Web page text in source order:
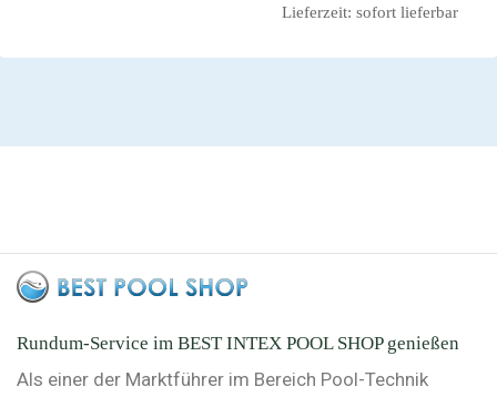
Lieferzeit: sofort lieferbar
Rundum-Service im BEST INTEX POOL SHOP genießen
Als einer der Marktführer im Bereich Pool-Technik